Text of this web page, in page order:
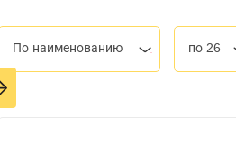
По наименованию по 26